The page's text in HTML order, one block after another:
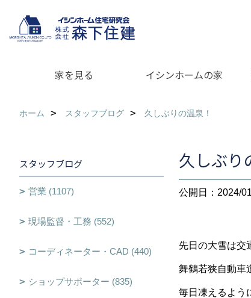
家を見る イシンホームの家
ホーム スタッフブログ 久しぶりの温泉！
久しぶり
公開日：2024/
先日の大雪は交
舞鶴若狭自動車
毎日凍えるよう
スタッフブログ
営業 (1107)
現場監督・工務 (552)
コーディネーター・CAD (440)
ショップサポーター (835)